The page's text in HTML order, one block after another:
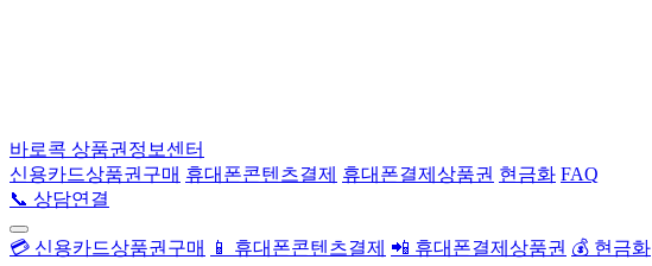
바로콕 상품권정보센터
신용카드상품권구매 휴대폰콘텐츠결제 휴대폰결제상품권 현금화 FAQ
📞 상담연결
💳 신용카드상품권구매 📱 휴대폰콘텐츠결제 📲 휴대폰결제상품권 💰 현금화